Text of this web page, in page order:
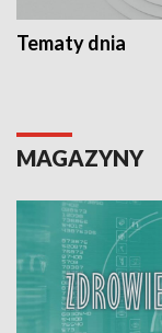
Tematy dnia
MAGAZYNY